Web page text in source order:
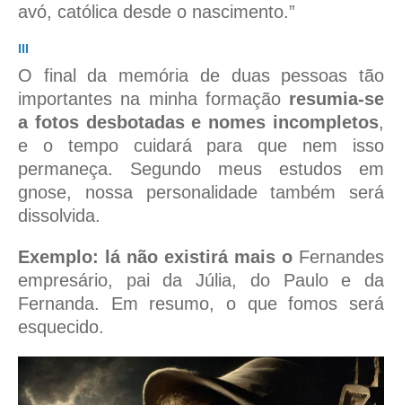
avó, católica desde o nascimento.”
III
O final da memória de duas pessoas tão
importantes na minha formação resumia-se
a fotos desbotadas e nomes incompletos,
e o tempo cuidará para que nem isso
permaneça. Segundo meus estudos em
gnose, nossa personalidade também será
dissolvida.
Exemplo: lá não existirá mais o Fernandes
empresário, pai da Júlia, do Paulo e da
Fernanda. Em resumo, o que fomos será
esquecido.